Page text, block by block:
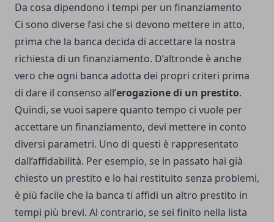
Da cosa dipendono i tempi per un finanziamento
Ci sono diverse fasi che si devono mettere in atto,
prima che la banca decida di accettare la nostra
richiesta di un finanziamento. D’altronde è anche
vero che ogni banca adotta dei propri criteri prima
di dare il consenso all’erogazione di un prestito.
Quindi, se vuoi sapere quanto tempo ci vuole per
accettare un finanziamento, devi mettere in conto
diversi parametri. Uno di questi è rappresentato
dall’affidabilità. Per esempio, se in passato hai già
chiesto un prestito e lo hai restituito senza problemi,
è più facile che la banca ti affidi un altro prestito in
tempi più brevi. Al contrario, se sei finito nella lista